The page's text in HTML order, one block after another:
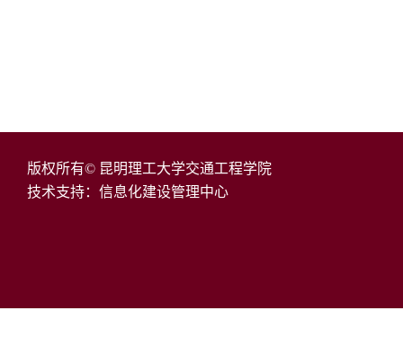
版权所有© 昆明理工大学交通工程学院
技术支持：信息化建设管理中心